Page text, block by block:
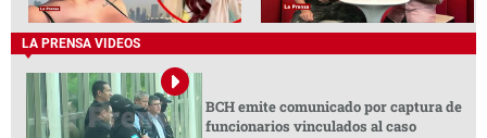
LA PRENSA VIDEOS
BCH emite comunicado por captura de
funcionarios vinculados al caso